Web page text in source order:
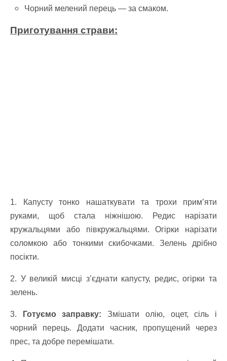
Чорний мелений перець — за смаком.
Приготування страви:
1. Капусту тонко нашаткувати та трохи прим’яти
руками, щоб стала ніжнішою.
Редис нарізати
кружальцями або півкружальцями.Огірки нарізати
соломкою або тонкими скибочками.Зелень дрібно
посікти.
2. У великій мисці з’єднати капусту, редис, огірки та
зелень.
3. Готуємо заправку:
Змішати олію, оцет, сіль і
чорний перець. Додати часник, пропущений через
прес, та добре перемішати.